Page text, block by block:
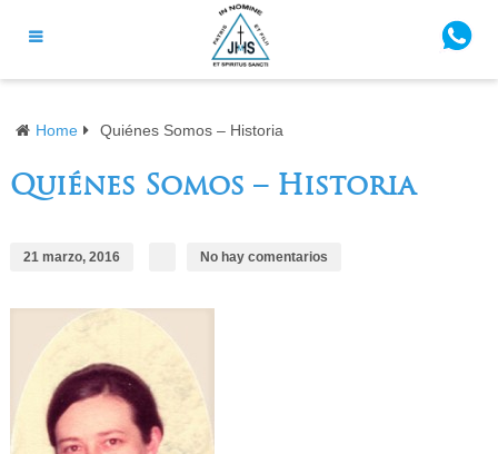
Home Quiénes Somos – Historia
Quiénes Somos – Historia
21 marzo, 2016 No hay comentarios